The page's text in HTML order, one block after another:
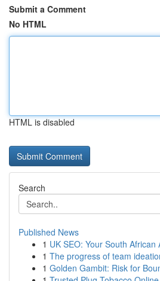
Submit a Comment
No HTML
HTML is disabled
Search
Published News
1 UK SEO: Your South African
1 The progress of team
1 Golden Gambit: Risk for